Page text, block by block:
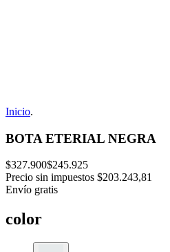
Inicio.
BOTA ETERIAL NEGRA
$327.900$245.925
Precio sin impuestos $203.243,81
Envío gratis
color